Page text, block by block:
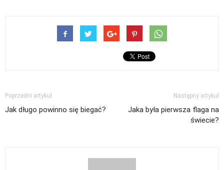
Poprzedni artykuł
Jak długo powinno się biegać?
Następny artykuł
Jaka była pierwsza flaga na
świecie?